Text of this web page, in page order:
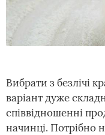
Вибрати з безлічі
варіант дуже
співвідношенні
начинці. Потрібно